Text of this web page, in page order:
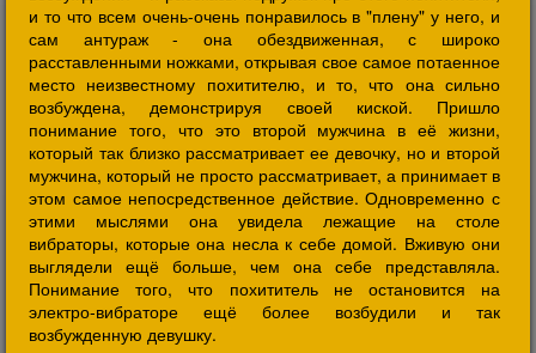
и то что всем очень-очень понравилось в "плену" у него, и
сам антураж - она обездвиженная, с широко
расставленными ножками, открывая свое самое потаенное
место неизвестному похитителю, и то, что она сильно
возбуждена, демонстрируя своей киской. Пришло
понимание того, что это второй мужчина в её жизни,
который так близко рассматривает ее девочку, но и второй
мужчина, который не просто рассматривает, а принимает в
этом самое непосредственное действие. Одновременно с
этими мыслями она увидела лежащие на столе
вибраторы, которые она несла к себе домой. Вживую они
выглядели ещё больше, чем она себе представляла.
Понимание того, что похититель не остановится на
электро-вибраторе ещё более возбудили и так
возбужденную девушку.